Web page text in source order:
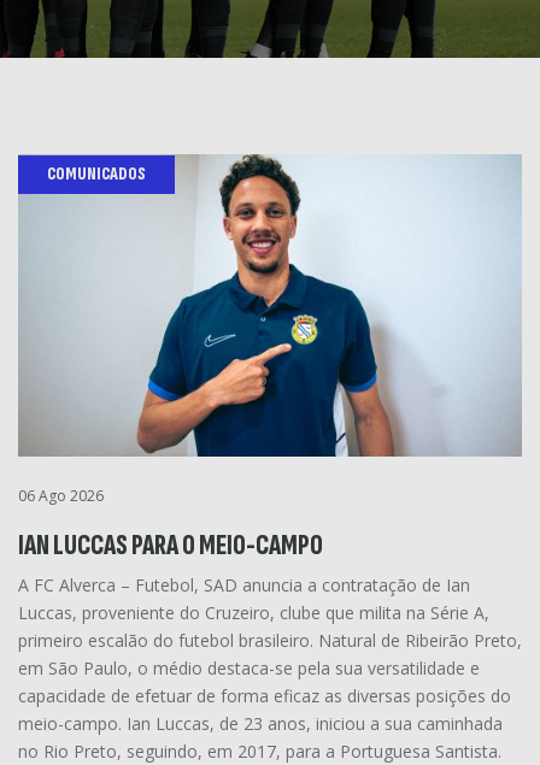
COMUNICADOS
06 Ago 2026
IAN LUCCAS PARA O MEIO-CAMPO
A FC Alverca – Futebol, SAD anuncia a contratação de Ian
Luccas, proveniente do Cruzeiro, clube que milita na Série A,
primeiro escalão do futebol brasileiro. Natural de Ribeirão Preto,
em São Paulo, o médio destaca-se pela sua versatilidade e
capacidade de efetuar de forma eficaz as diversas posições do
meio-campo. Ian Luccas, de 23 anos, iniciou a sua caminhada
no Rio Preto, seguindo, em 2017, para a Portuguesa Santista.